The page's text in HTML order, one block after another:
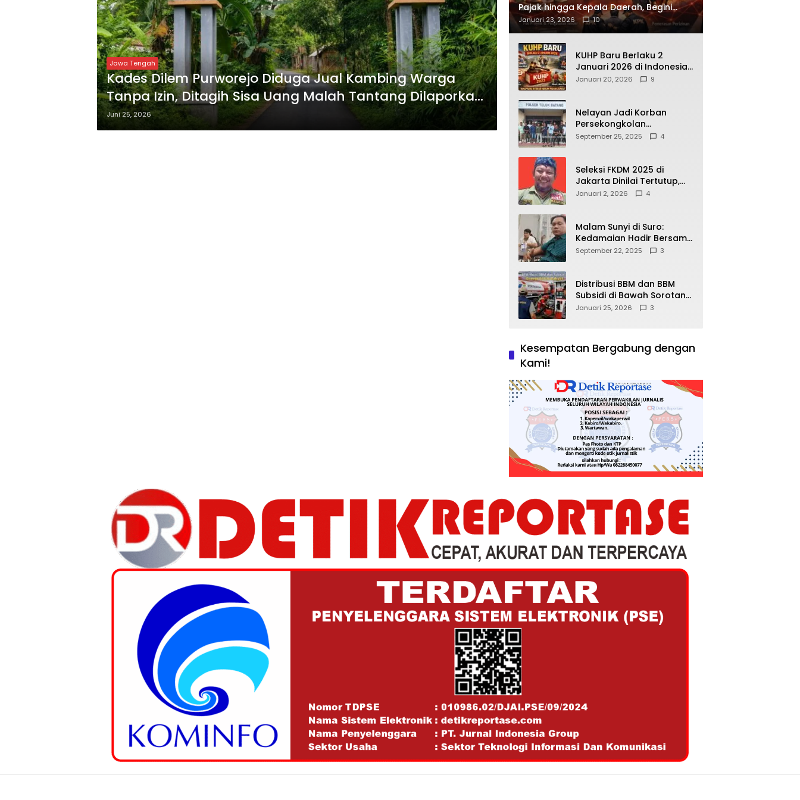
Jawa Tengah
Kades Dilem Purworejo Diduga Jual Kambing Warga
Tanpa Izin, Ditagih Sisa Uang Malah Tantang Dilaporkan
ke Polisi
Juni 25, 2026
Pajak hingga Kepala Daerah, Begini
Wajah Korupsi yang Terbongkar
Januari 23, 2026 10
KUHP Baru Berlaku 2
Januari 2026 di Indonesia,
Apa Dampaknya bagi
Dipahami Publik
Januari 20, 2026 9
Nelayan Jadi Korban
Persekongkolan
Penyelewengan BBM
September 25, 2025 4
Seleksi FKDM 2025 di
Jakarta Dinilai Tertutup,
Transparansi
Januari 2, 2026 4
Malam Sunyi di Suro:
Kedamaian Hadir Bersama
Secangkir Kopi Hangat
September 22, 2025 3
Distribusi BBM dan BBM
Subsidi di Bawah Sorotan
Publik: Antara Kepentingan
Januari 25, 2026 3
Kesempatan Bergabung dengan
Kami!